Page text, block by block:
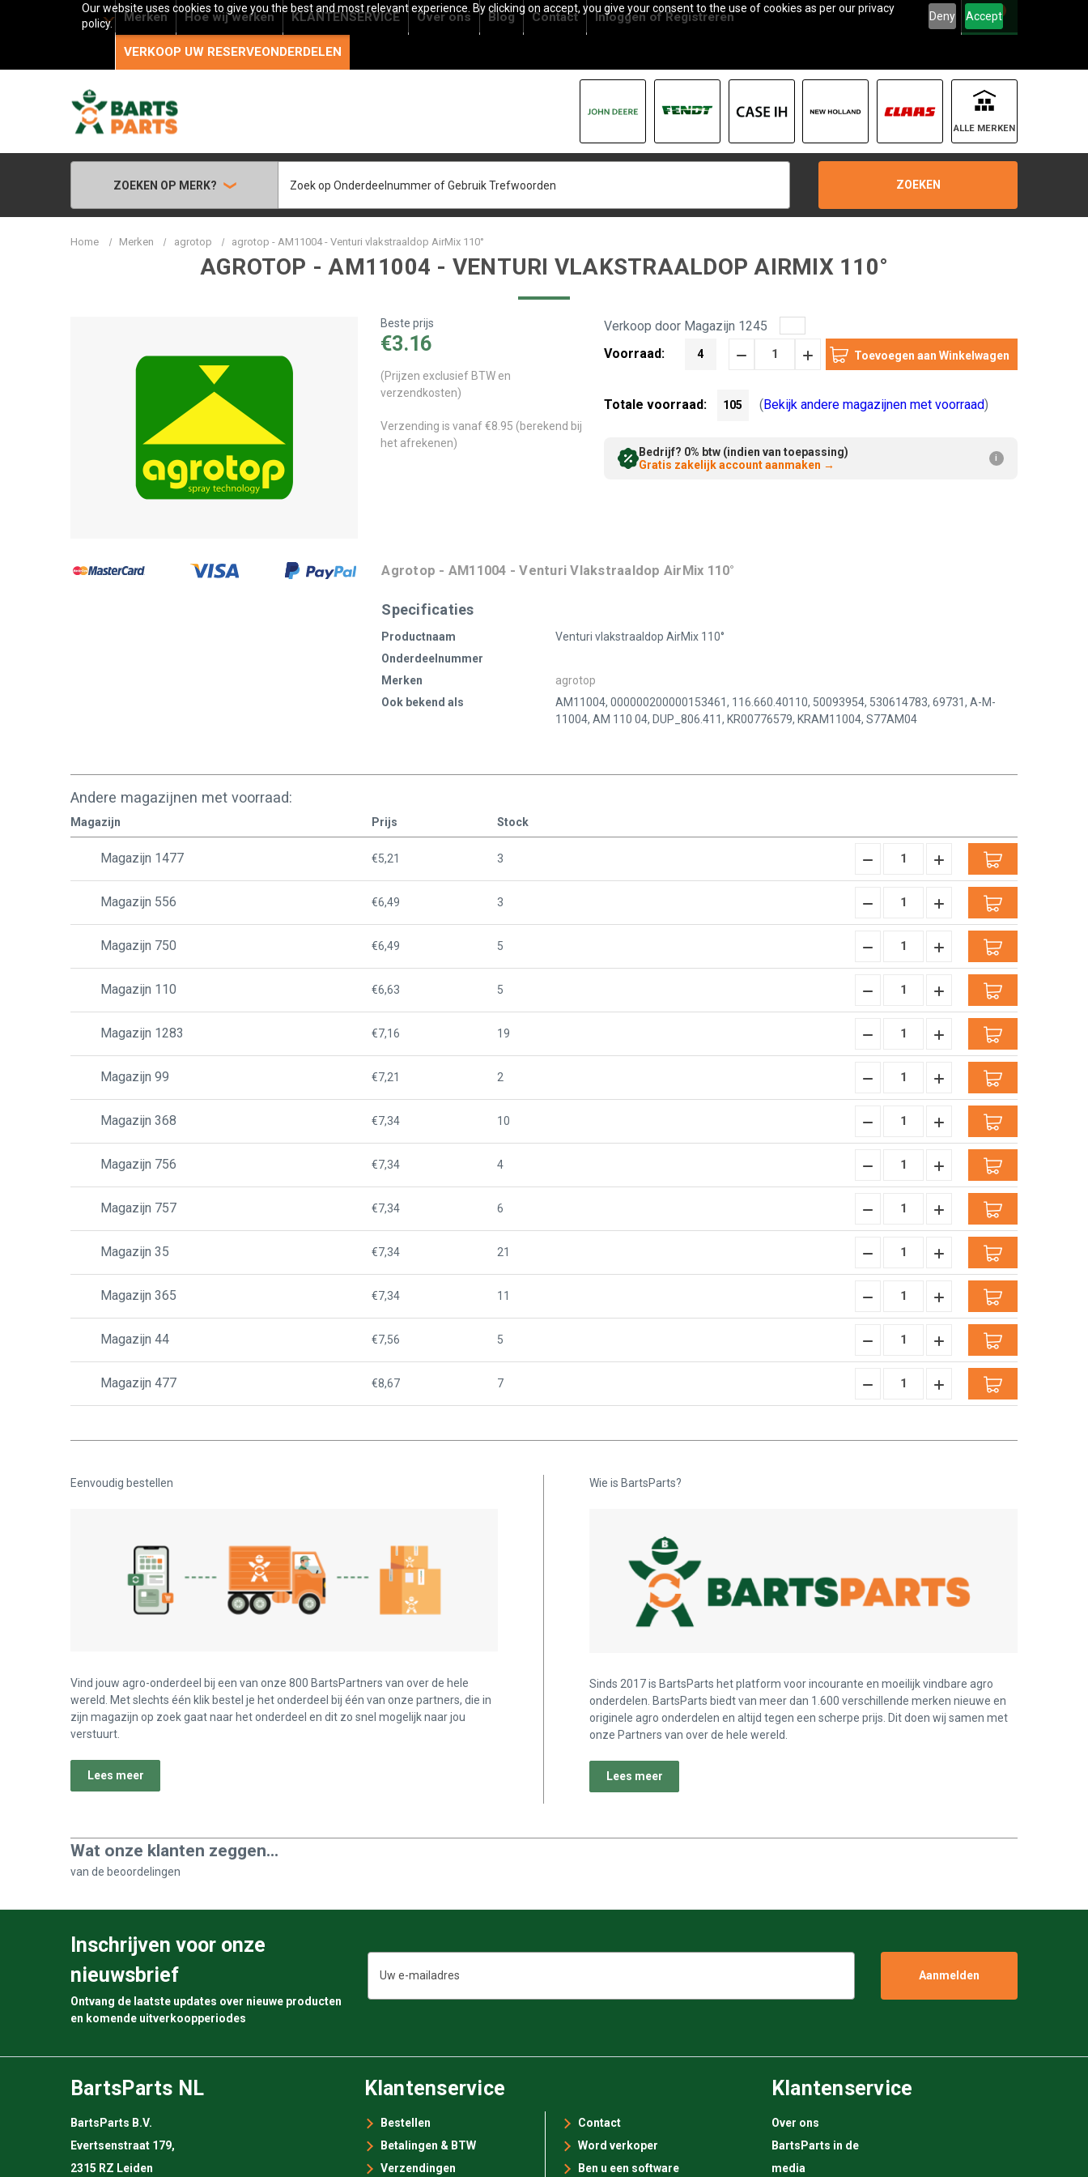
Our website uses cookies to give you the best and most relevant experience. By clicking on accept, you give your consent to the use of cookies as per our privacy
policy.
Deny Accept
Merken Hoe wij werken KLANTENSERVICE Over ons Blog Contact InloggenofRegistreren
VERKOOP UW RESERVEONDERDELEN
0
ALLE MERKEN
ZOEKEN OP MERK?
ZOEKEN
Home Merken agrotop agrotop - AM11004 - Venturi vlakstraaldop AirMix 110°
AGROTOP - AM11004 - VENTURI VLAKSTRAALDOP AIRMIX 110°
Beste prijs
€3.16
(Prijzen exclusief BTW en
verzendkosten)
Verzending is vanaf €8.95 (berekend bij
het afrekenen)
Verkoop door Magazijn 1245
Voorraad:
4 HoeveelheidHoeveelheid
Totale voorraad: 105 (Bekijk andere magazijnen met voorraad)
Bedrijf? 0% btw (indien van toepassing)
Gratis zakelijk account aanmaken → i
Agrotop - AM11004 - Venturi Vlakstraaldop AirMix 110°
Specificaties
Productnaam
Venturi vlakstraaldop AirMix 110°
Onderdeelnummer
Merken
agrotop
Ook bekend als
AM11004, 000000200000153461, 116.660.40110, 50093954, 530614783, 69731, A-M-
11004, AM 110 04, DUP_806.411, KR00776579, KRAM11004, S77AM04
Andere magazijnen met voorraad:
Magazijn Prijs Stock
Magazijn 1477 €5,21 3 Hoeveelheid Hoeveelheid
verhogen:
Magazijn 556 €6,49 3 Hoeveelheid Hoeveelheid
verhogen:
Magazijn 750 €6,49 5 Hoeveelheid Hoeveelheid
verhogen:
Magazijn 110 €6,63 5 Hoeveelheid Hoeveelheid
verhogen:
Magazijn 1283 €7,16 19 Hoeveelheid Hoeveelheid
verhogen:
Magazijn 99 €7,21 2 Hoeveelheid Hoeveelheid
verhogen:
Magazijn 368 €7,34 10 Hoeveelheid Hoeveelheid
verhogen:
Magazijn 756 €7,34 4 Hoeveelheid Hoeveelheid
verhogen:
Magazijn 757 €7,34 6 Hoeveelheid Hoeveelheid
verhogen:
Magazijn 35 €7,34 21 Hoeveelheid Hoeveelheid
verhogen:
Magazijn 365 €7,34 11 Hoeveelheid Hoeveelheid
verhogen:
Magazijn 44 €7,56 5 Hoeveelheid Hoeveelheid
verhogen:
Magazijn 477 €8,67 7 Hoeveelheid Hoeveelheid
Eenvoudig bestellen
Vind jouw agro-onderdeel bij een van onze 800 BartsPartners van over de hele
wereld. Met slechts één klik bestel je het onderdeel bij één van onze partners, die in
zijn magazijn op zoek gaat naar het onderdeel en dit zo snel mogelijk naar jou
verstuurt.
Lees meer
Wie is BartsParts?
Sinds 2017 is BartsParts het platform voor incourante en moeilijk vindbare agro
onderdelen. BartsParts biedt van meer dan 1.600 verschillende merken nieuwe en
originele agro onderdelen en altijd tegen een scherpe prijs. Dit doen wij samen met
onze Partners van over de hele wereld.
Lees meer
Wat onze klanten zeggen...
van de beoordelingen
Inschrijven voor onze
nieuwsbrief
Ontvang de laatste updates over nieuwe producten
en komende uitverkoopperiodes
mailadres
Klantenservice
Bestellen
Betalingen & BTW
Verzendingen
Contact
Word verkoper
Ben u een software
Klantenservice
Over ons
BartsParts in de
media
BartsParts NL
BartsParts B.V.
Evertsenstraat 179,
2315 RZ Leiden